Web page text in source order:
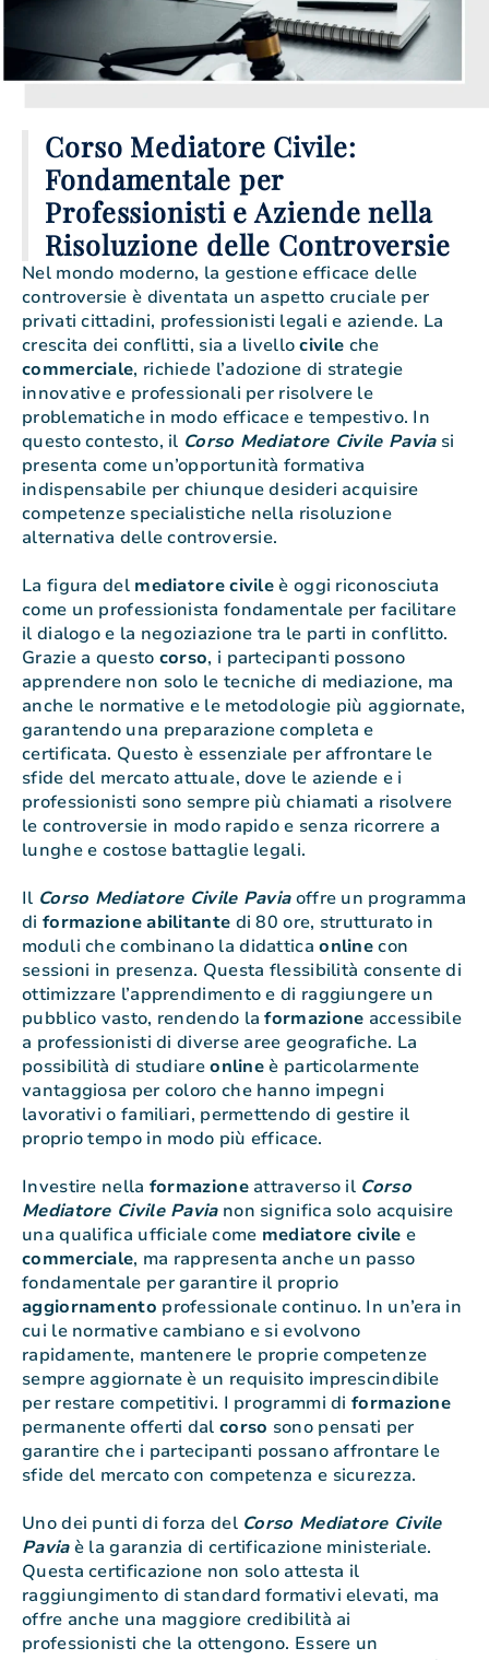
Corso Mediatore Civile:
Fondamentale per
Professionisti e Aziende nella
Risoluzione delle Controversie
Nel mondo moderno, la gestione efficace delle
controversie è diventata un aspetto cruciale per
privati cittadini, professionisti legali e aziende. La
crescita dei conflitti, sia a livellocivile che
commerciale, richiede l’adozione di strategie
innovative e professionali per risolvere le
problematiche in modo efficace e tempestivo. In
questo contesto, il Corso Mediatore Civile Paviasi
presenta come un’opportunità formativa
indispensabile per chiunque desideri acquisire
competenze specialistiche nella risoluzione
alternativa delle controversie.
La figura del mediatorecivileè oggi riconosciuta
come un professionista fondamentale per facilitare
il dialogo e la negoziazione tra le parti in conflitto.
Grazie a questo corso, i partecipanti possono
apprendere non solo le tecniche di mediazione, ma
anche le normative e le metodologie più aggiornate,
garantendo una preparazione completa e
certificata. Questo è essenziale per affrontare le
sfide del mercato attuale, dove le aziende e i
professionisti sono sempre più chiamati a risolvere
le controversie in modo rapido e senza ricorrere a
lunghe e costose battaglie legali.
Il Corso Mediatore Civile Paviaoffre un programma
di formazioneabilitante di 80 ore, strutturato in
moduli che combinano la didatticaonlinecon
sessioni in presenza. Questa flessibilità consente di
ottimizzare l’apprendimento e di raggiungere un
pubblico vasto, rendendo laformazione accessibile
a professionisti di diverse aree geografiche. La
possibilità di studiareonlineè particolarmente
vantaggiosa per coloro che hanno impegni
lavorativi o familiari, permettendo di gestire il
proprio tempo in modo più efficace.
Investire nella formazioneattraverso il Corso
Mediatore Civile Pavianon significa solo acquisire
una qualifica ufficiale come mediatore civile e
commerciale, ma rappresenta anche un passo
fondamentale per garantire il proprio
aggiornamento professionale continuo. In un’era in
cui le normative cambiano e si evolvono
rapidamente, mantenere le proprie competenze
sempre aggiornate è un requisito imprescindibile
per restare competitivi. I programmi di formazione
permanente offerti dal corso sono pensati per
garantire che i partecipanti possano affrontare le
sfide del mercato con competenza e sicurezza.
Uno dei punti di forza del Corso Mediatore Civile
Paviaè la garanzia di certificazione ministeriale.
Questa certificazione non solo attesta il
raggiungimento di standard formativi elevati, ma
offre anche una maggiore credibilità ai
professionisti che la ottengono. Essere un